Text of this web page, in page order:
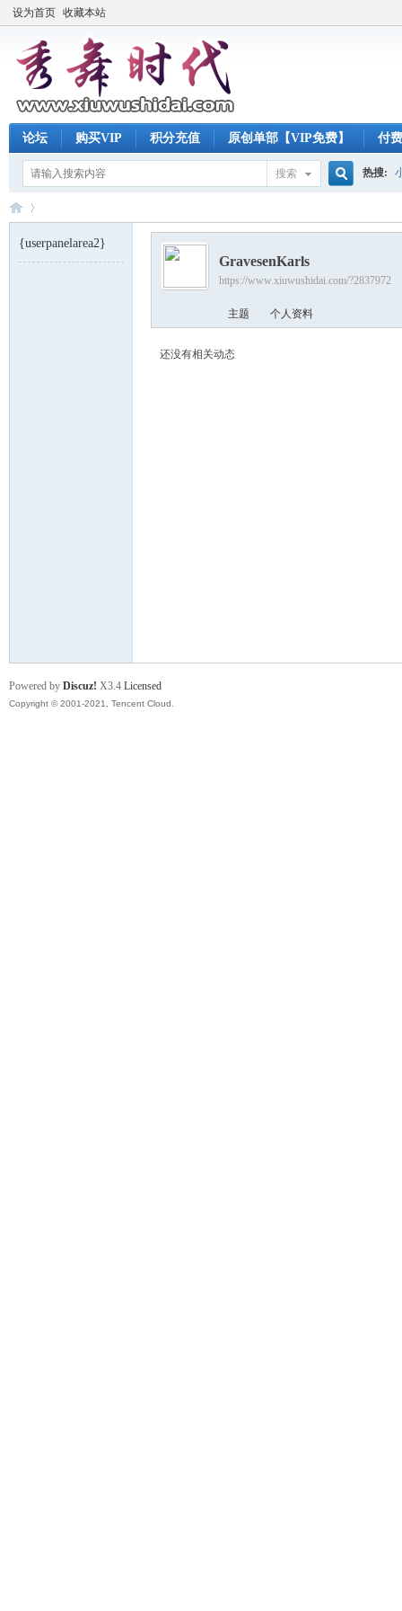
设为首页 收藏本站
论坛 购买VIP 积分充值 原创单部【VIP免费】 付
搜索
索
热搜:
{userpanelarea2}
GravesenKarls
https://www.xiuwushidai.com/?2837972
主题 个人资料
还没有相关动态
Powered by Discuz! X3.4 Licensed
Copyright © 2001-2021, Tencent Cloud.